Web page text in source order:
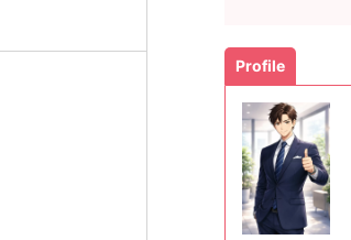
Profile